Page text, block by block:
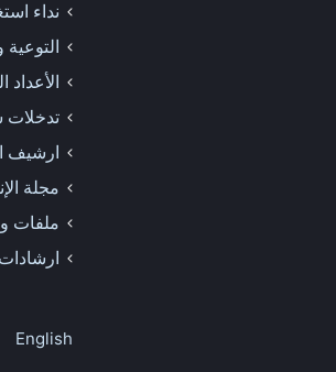
نداء
التوعية
الأعداد
تدخلات
ارشيف
مجلة
ملفات
English